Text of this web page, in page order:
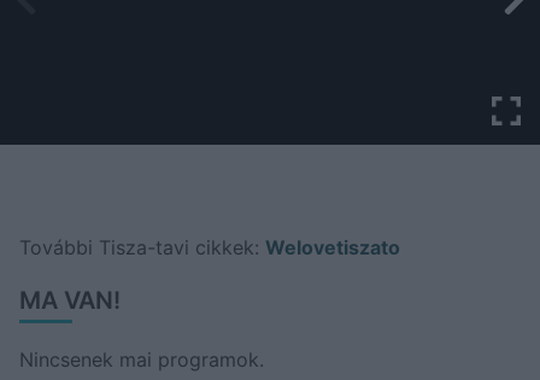
További Tisza-tavi cikkek: Welovetiszato
MA VAN!
Nincsenek mai programok.